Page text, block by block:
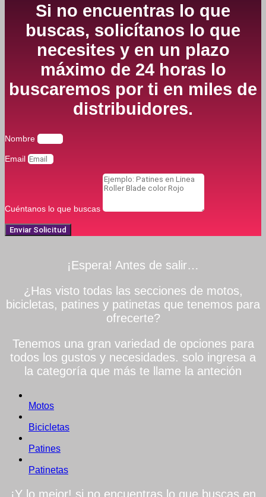
Si no encuentras lo que
buscas, solicítanos lo que
necesites y en un plazo
máximo de 24 horas lo
buscaremos por ti en miles de
distribuidores.
Nombre
Email
Cuéntanos lo que buscas
Enviar Solicitud
¡Espera! Antes de salir…
¿Has visto todas las secciones de motos,
bicicletas, patines y patinetas que tenemos para
ofrecerte?
Tenemos una gran variedad de opciones para
todos los gustos y necesidades. solo ingresa a
la categoría que más te llame la anteción
Motos
Bicicletas
Patines
Patinetas
¡Y lo mejor! si no encuentras lo que buscas en